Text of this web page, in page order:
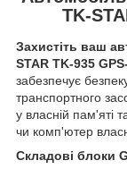
TK-
Захистіть ваш
STAR TK-935
забезпечує
транспортного
у власній пам'яті
чи комп'ютер
Складові блоки